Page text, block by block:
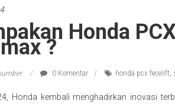
Honda
?
0 Komentar honda pcx fecelift,
Honda kembali menghadirkan inovasi